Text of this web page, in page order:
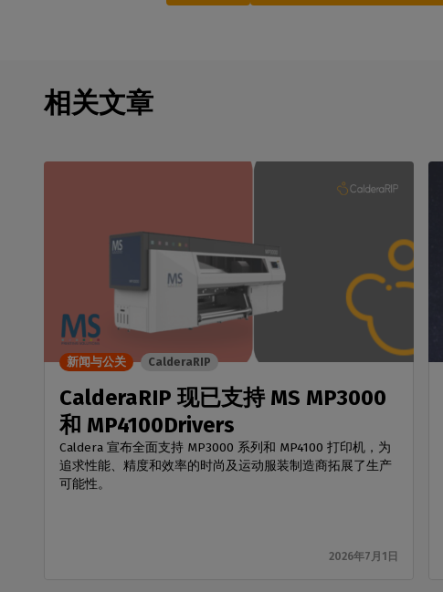
相关文章
CalderaRIP 现已支持 MS MP3000
和 MP4100Drivers
Caldera 宣布全面支持 MP3000 系列和 MP4100 打印机，为
追求性能、精度和效率的时尚及运动服装制造商拓展了生产
可能性。
2026年7月1日
新闻与公关 CalderaRIP